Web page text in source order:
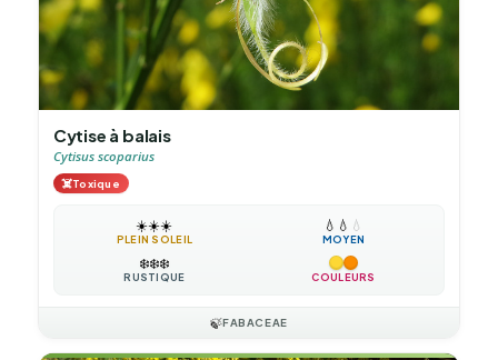
Cytise à balais
Cytisus scoparius
☠️Toxique
☀️☀️☀️
PLEIN SOLEIL
💧 💧 💧
MOYEN
❄️❄️❄️
RUSTIQUE COULEURS
🍃FABACEAE